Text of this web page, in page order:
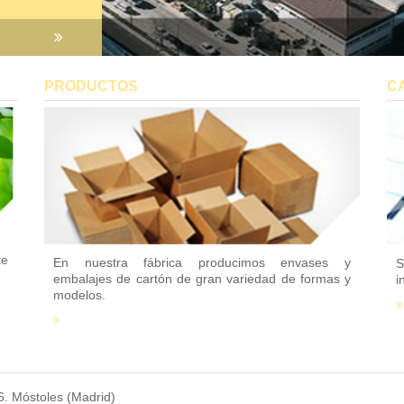
PRODUCTOS
En nuestra fábrica producimos envases y
embalajes de cartón de gran variedad de formas y
modelos.
Móstoles (Madrid)